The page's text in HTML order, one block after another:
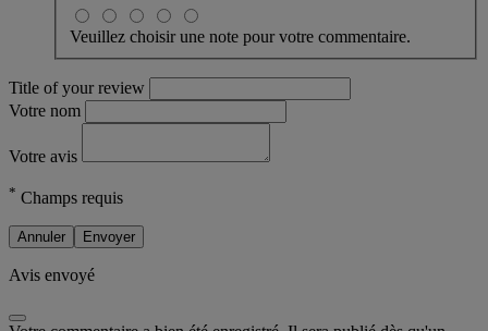
Veuillez choisir une note pour votre commentaire.
Title of your review
Votre nom
Votre avis
* Champs requis
Annuler Envoyer
Avis envoyé